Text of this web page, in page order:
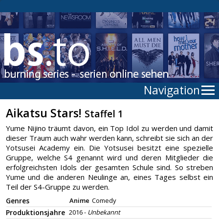
Navigation
Aikatsu Stars! Staffel 1
Yume Nijino träumt davon, ein Top Idol zu werden und damit
dieser Traum auch wahr werden kann, schreibt sie sich an der
Yotsusei Academy ein. Die Yotsusei besitzt eine spezielle
Gruppe, welche S4 genannt wird und deren Mitglieder die
erfolgreichsten Idols der gesamten Schule sind. So streben
Yume und die anderen Neulinge an, eines Tages selbst ein
Teil der S4-Gruppe zu werden.
Genres Anime Comedy
Produktionsjahre 2016 - Unbekannt